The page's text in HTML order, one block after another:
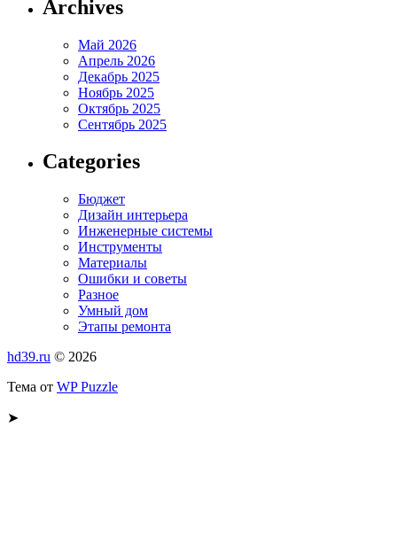
Archives
Май 2026
Апрель 2026
Декабрь 2025
Ноябрь 2025
Октябрь 2025
Сентябрь 2025
Categories
Бюджет
Дизайн интерьера
Инженерные системы
Инструменты
Материалы
Ошибки и советы
Разное
Умный дом
Этапы ремонта
hd39.ru © 2026
Тема от WP Puzzle
➤